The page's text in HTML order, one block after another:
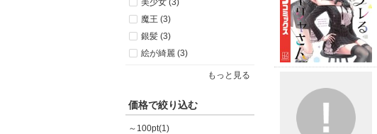
美少女 (3)
魔王 (3)
銀髪 (3)
絵が綺麗 (3)
もっと見る
価格で絞り込む
～100pt(1)